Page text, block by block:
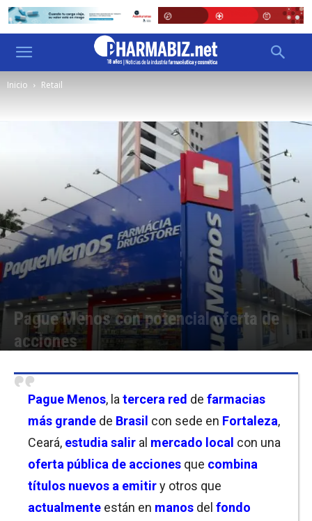
Inicio Retail
Pague Menos con potencial oferta de
acciones
Pague Menos, la tercera red de farmacias
más grande de Brasil con sede en Fortaleza,
Ceará, estudia salir al mercado local con una
oferta pública de acciones que combina
títulos nuevos a emitiry otros que
actualmente están en manos del fondo